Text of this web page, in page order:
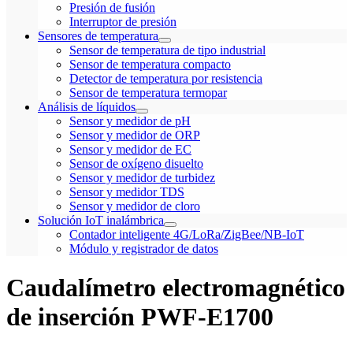
Presión de fusión
Interruptor de presión
Sensores de temperatura
Sensor de temperatura de tipo industrial
Sensor de temperatura compacto
Detector de temperatura por resistencia
Sensor de temperatura termopar
Análisis de líquidos
Sensor y medidor de pH
Sensor y medidor de ORP
Sensor y medidor de EC
Sensor de oxígeno disuelto
Sensor y medidor de turbidez
Sensor y medidor TDS
Sensor y medidor de cloro
Solución IoT inalámbrica
Contador inteligente 4G/LoRa/ZigBee/NB-IoT
Módulo y registrador de datos
Caudalímetro electromagnético
de inserción PWF-E1700